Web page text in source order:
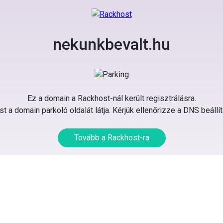
nekunkbevalt.hu
Ez a domain a Rackhost-nál került regisztrálásra.
a domain parkoló oldalát látja. Kérjük ellenőrizze a DNS
Tovább a Rackhost-ra